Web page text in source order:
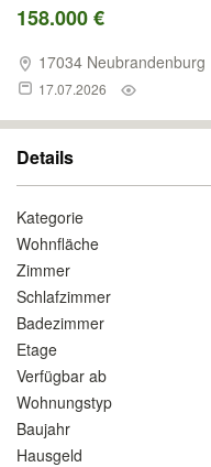
158.000 €
17034 Neubrandenburg
17.07.2026
Details
Kategorie
Wohnfläche
Zimmer
Schlafzimmer
Badezimmer
Etage
Verfügbar ab
Wohnungstyp
Baujahr
Hausgeld